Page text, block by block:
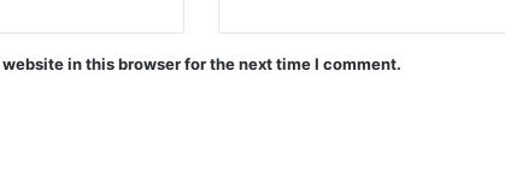
in this browser for the next time I comment.